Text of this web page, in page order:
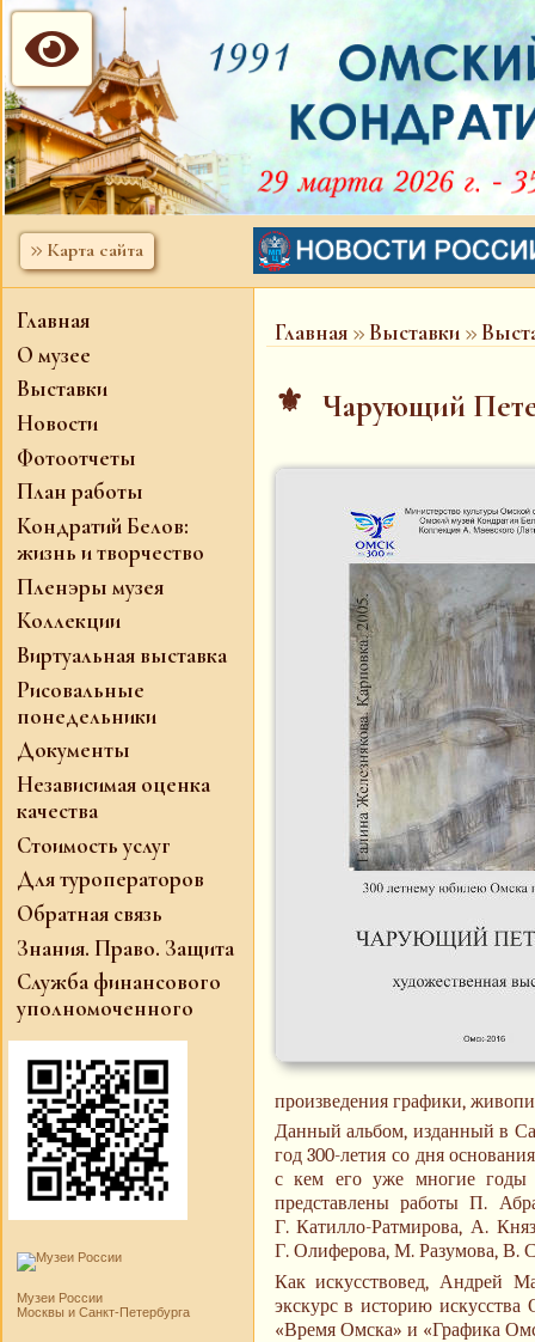
Карта сайта
Главная
О музее
Выставки
Новости
Фотоотчеты
План работы
Кондратий Белов:
жизнь и творчество
Пленэры музея
Коллекции
Виртуальная выставка
Рисовальные
понедельники
Документы
Независимая оценка
качества
Стоимость услуг
Для туроператоров
Обратная связь
Знания. Право. Защита
Служба финансового
уполномоченного
Музеи России
Москвы и Санкт-Петербурга
Главная Выставки
⚜ Чарующий
произведения графики,
Данный альбом, изданный в
год 300-летия со дня
с кем его уже многие годы
представлены работы П.
Г. Катилло-Ратмирова, А.
Г. Олиферова, М. Разумова, В.
Как искусствовед, Андрей
экскурс в историю искусства
«Время Омска» и «Графика
